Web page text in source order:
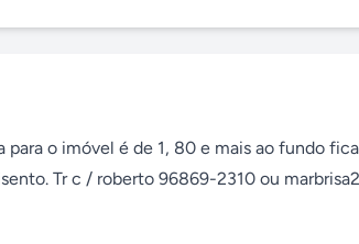
o imóvel é de 1, 80 e mais ao fundo
Tr c / roberto 96869-2310 ou